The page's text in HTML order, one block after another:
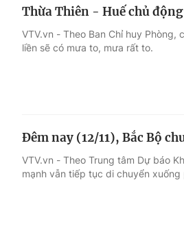
Thừa Thiên - Huế chủ
VTV.vn - Theo Ban Chỉ huy
liền sẽ có mưa to, mưa rất to.
Đêm nay (12/11), Bắc Bộ
VTV.vn - Theo Trung tâm Dự báo
mạnh vẫn tiếp tục di chuyển xuống